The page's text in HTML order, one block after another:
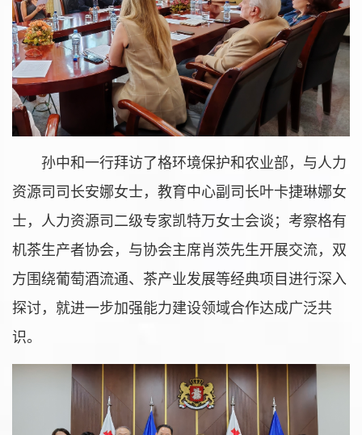
孙中和一行拜访了格环境保护和农业部，与人力
资源司司长安娜女士，教育中心副司长叶卡捷琳娜女
士，人力资源司二级专家凯特万女士会谈；考察格有
机茶生产者协会，与协会主席肖茨先生开展交流，双
方围绕葡萄酒流通、茶产业发展等经典项目进行深入
探讨，就进一步加强能力建设领域合作达成广泛共
识。